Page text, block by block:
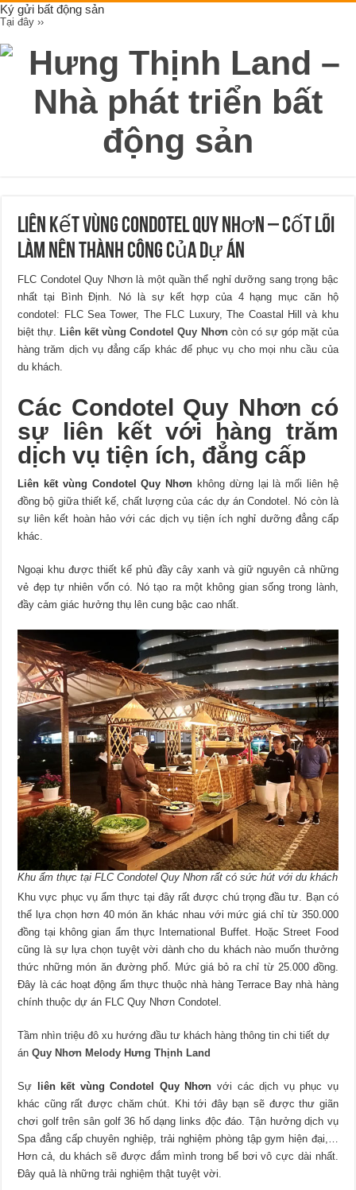
Ký gửi bất động sản
Tại đây ››
Liên kết vùng Condotel Quy Nhơn – cốt lõi
làm nên thành công của dự án
FLC Condotel Quy Nhơn là một quần thể nghỉ dưỡng sang trọng bậc
nhất tại Bình Định. Nó là sự kết hợp của 4 hạng mục căn hộ
condotel: FLC Sea Tower, The FLC Luxury, The Coastal Hill và khu
biệt thự. Liên kết vùng Condotel Quy Nhơncòn có sự góp mặt của
hàng trăm dịch vụ đẳng cấp khác để phục vụ cho mọi nhu cầu của
du khách.
Các Condotel Quy Nhơn có
sự liên kết với hàng trăm
dịch vụ tiện ích, đẳng cấp
Liên kết vùng Condotel Quy Nhơn không dừng lại là mối liên hệ
đồng bộ giữa thiết kế, chất lượng của các dự án Condotel. Nó còn là
sự liên kết hoàn hảo với các dịch vụ tiện ích nghỉ dưỡng đẳng cấp
khác.
Ngoại khu được thiết kế phủ đầy cây xanh và giữ nguyên cả những
vẻ đẹp tự nhiên vốn có. Nó tạo ra một không gian sống trong lành,
đầy cảm giác hưởng thụ lên cung bậc cao nhất.
Khu ẩm thực tại FLC Condotel Quy Nhơn rất có sức hút với du khách
Khu vực phục vụ ẩm thực tại đây rất được chú trọng đầu tư. Bạn có
thể lựa chọn hơn 40 món ăn khác nhau với mức giá chỉ từ 350.000
đồng tại không gian ẩm thực International Buffet. Hoặc Street Food
cũng là sự lựa chọn tuyệt vời dành cho du khách nào muốn thưởng
thức những món ăn đường phố. Mức giá bỏ ra chỉ từ 25.000 đồng.
Đây là các hoạt động ẩm thực thuộc nhà hàng Terrace Bay nhà hàng
chính thuộc dự án FLC Quy Nhơn Condotel.
Tầm nhìn triệu đô xu hướng đầu tư khách hàng thông tin chi tiết dự
án Quy Nhơn Melody Hưng Thịnh Land
Sự liên kết vùng Condotel Quy Nhơn với các dịch vụ phục vụ
khác cũng rất được chăm chút. Khi tới đây bạn sẽ được thư giãn
chơi golf trên sân golf 36 hố dạng links độc đáo. Tận hưởng dịch vụ
Spa đẳng cấp chuyên nghiệp, trải nghiệm phòng tập gym hiện đại,…
Hơn cả, du khách sẽ được đắm mình trong bể bơi vô cực dài nhất.
Đây quả là những trải nghiệm thật tuyệt vời.